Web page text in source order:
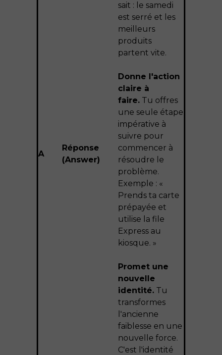
sait : le samedi
est serré et les
meilleurs
produits
partent vite.
A
Réponse
(Answer)
Donne l'action
claire à
faire. Tu offres
une seule étape
impérative à
suivre pour
commencer à
résoudre le
problème.
Exemple : «
Prends ta carte
prépayée et
utilise la file
Express au
kiosque. »
Promet une
nouvelle
identité. Tu
transformes
l'ancienne
faiblesse en une
nouvelle force.
C'est l'identité